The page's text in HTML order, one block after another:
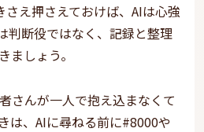
さえ押さえておけば、AIは心強
判断役ではなく、記録と整理
ましょう。
さんが一人で抱え込まなくて
は、AIに尋ねる前に#8000や